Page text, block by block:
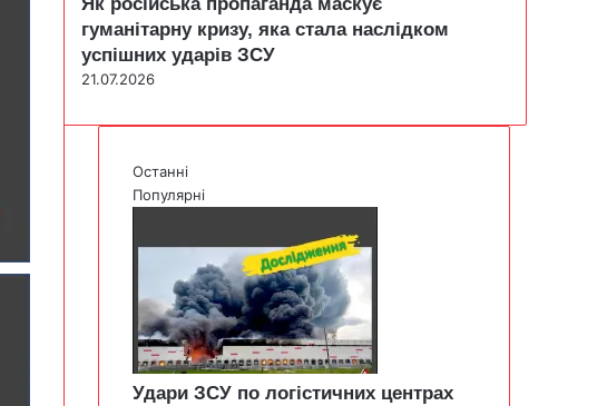
гуманітарну кризу, яка стала наслідком
успішних ударів ЗСУ
21.07.2026
Останні
Популярні
Удари ЗСУ по логістичних центрах